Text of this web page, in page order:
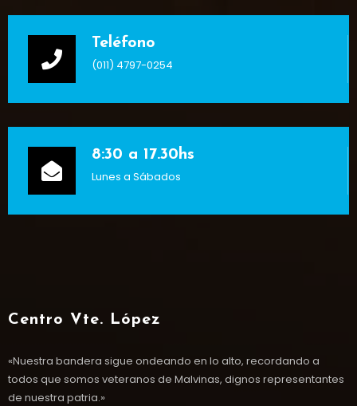
Teléfono
(011) 4797-0254
8:30 a 17.30hs
Lunes a Sábados
Centro Vte. López
«Nuestra bandera sigue ondeando en lo alto, recordando a
todos que somos veteranos de Malvinas, dignos representantes
de nuestra patria.»